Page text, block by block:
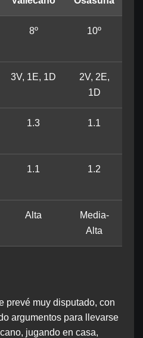
8º 10º
3V, 1E, 1D
2V, 2E,
1D
1.3 1.1
1.1 1.2
Alta
Media-
Alta
prevé muy disputado, con
argumentos para llevarse
jugando en casa,